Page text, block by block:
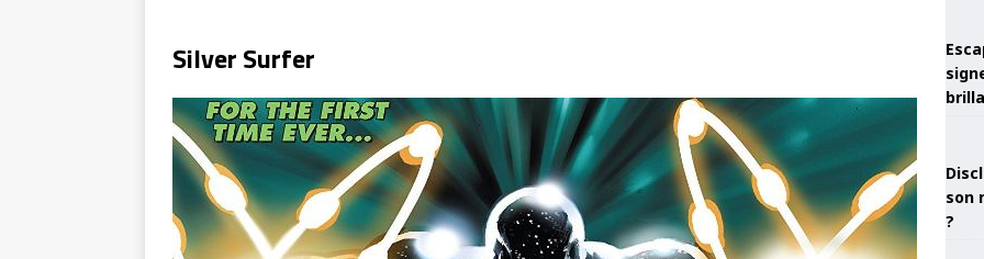
Silver Surfer
son
?